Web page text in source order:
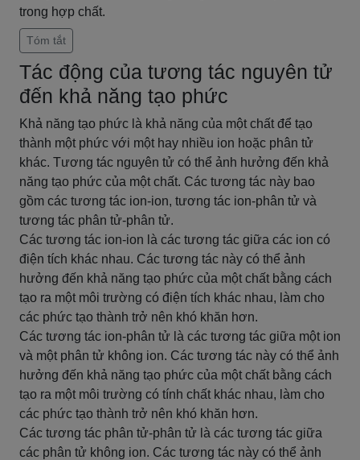
trong hợp chất.
Tóm tắt
Tác động của tương tác nguyên tử
đến khả năng tạo phức
Khả năng tạo phức là khả năng của một chất để tạo
thành một phức với một hay nhiều ion hoặc phân tử
khác. Tương tác nguyên tử có thể ảnh hưởng đến khả
năng tạo phức của một chất. Các tương tác này bao
gồm các tương tác ion-ion, tương tác ion-phân tử và
tương tác phân tử-phân tử.
Các tương tác ion-ion là các tương tác giữa các ion có
điện tích khác nhau. Các tương tác này có thể ảnh
hưởng đến khả năng tạo phức của một chất bằng cách
tạo ra một môi trường có điện tích khác nhau, làm cho
các phức tạo thành trở nên khó khăn hơn.
Các tương tác ion-phân tử là các tương tác giữa một ion
và một phân tử không ion. Các tương tác này có thể ảnh
hưởng đến khả năng tạo phức của một chất bằng cách
tạo ra một môi trường có tính chất khác nhau, làm cho
các phức tạo thành trở nên khó khăn hơn.
Các tương tác phân tử-phân tử là các tương tác giữa
các phân tử không ion. Các tương tác này có thể ảnh